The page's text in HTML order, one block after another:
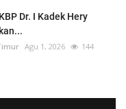
Dr. I Kadek Hery
Agu 1, 2026 144